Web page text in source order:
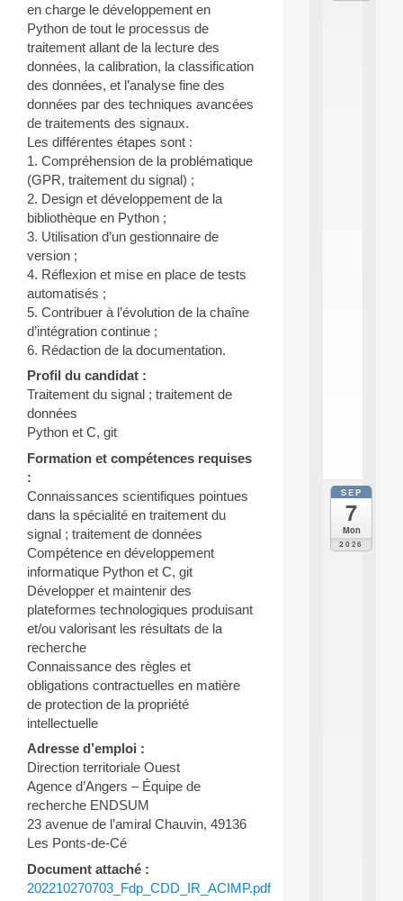
en charge le développement en
Python de tout le processus de
traitement allant de la lecture des
données, la calibration, la classification
des données, et l’analyse fine des
données par des techniques avancées
de traitements des signaux.
Les différentes étapes sont :
1. Compréhension de la problématique
(GPR, traitement du signal) ;
2. Design et développement de la
bibliothèque en Python ;
3. Utilisation d’un gestionnaire de
version ;
4. Réflexion et mise en place de tests
automatisés ;
5. Contribuer à l’évolution de la chaîne
d’intégration continue ;
6. Rédaction de la documentation.
Profil du candidat :
Traitement du signal ; traitement de
données
Python et C, git
Formation et compétences requises
:
Connaissances scientifiques pointues
dans la spécialité en traitement du
signal ; traitement de données
Compétence en développement
informatique Python et C, git
Développer et maintenir des
plateformes technologiques produisant
et/ou valorisant les résultats de la
recherche
Connaissance des règles et
obligations contractuelles en matière
de protection de la propriété
intellectuelle
Adresse d’emploi :
Direction territoriale Ouest
Agence d’Angers – Équipe de
recherche ENDSUM
23 avenue de l’amiral Chauvin, 49136
Les Ponts-de-Cé
Document attaché :
202210270703_Fdp_CDD_IR_ACIMP.pdf
SEP
7
Mon
2026